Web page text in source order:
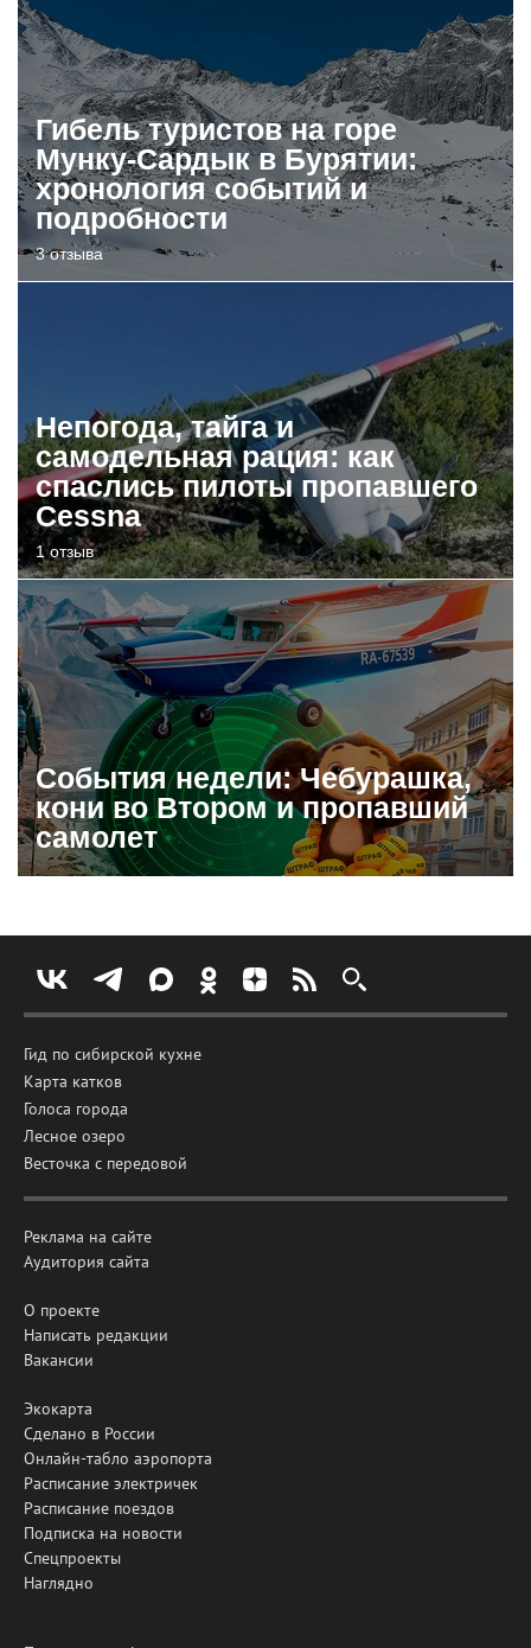
Гибель туристов на горе
Мунку-Сардык в Бурятии:
хронология событий и
подробности
3 отзыва
Непогода, тайга и
самодельная рация: как
спаслись пилоты пропавшего
Cessna
1 отзыв
События недели: Чебурашка,
кони во Втором и пропавший
самолет
Гид по сибирской кухне
Карта катков
Голоса города
Лесное озеро
Весточка с передовой
Реклама на сайте
Аудитория сайта
О проекте
Написать редакции
Вакансии
Экокарта
Сделано в России
Онлайн-табло аэропорта
Расписание электричек
Расписание поездов
Подписка на новости
Спецпроекты
Наглядно